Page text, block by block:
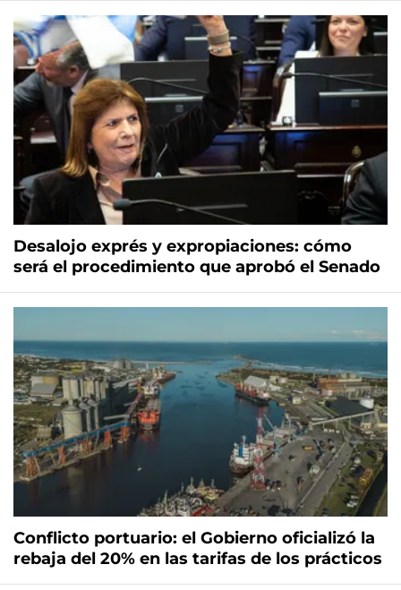
Desalojo exprés y expropiaciones: cómo
será el procedimiento que aprobó el Senado
Conflicto portuario: el Gobierno oficializó la
rebaja del 20% en las tarifas de los prácticos